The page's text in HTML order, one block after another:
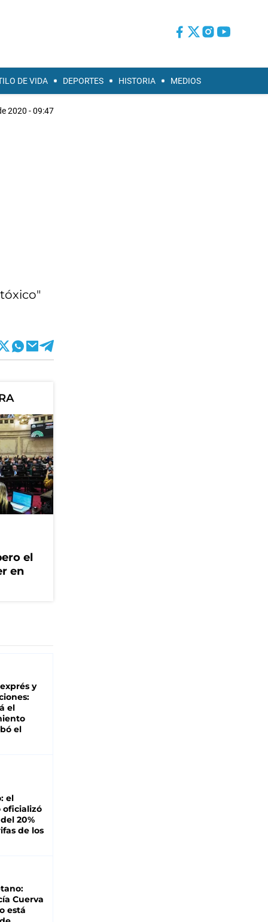
DE VIDA DEPORTES HISTORIA MEDIOS
2020 - 09:47
el
en
y
el
el
el
oficializó
20%
de los
Cuerva
está